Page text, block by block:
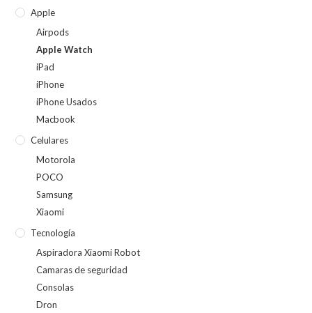
Apple
Airpods
Apple Watch
iPad
iPhone
iPhone Usados
Macbook
Celulares
Motorola
POCO
Samsung
Xiaomi
Tecnología
Aspiradora Xiaomi Robot
Camaras de seguridad
Consolas
Dron